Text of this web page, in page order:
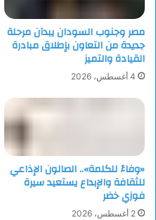
مساسا بسيادتها، كما رفضت دول
وإريتريا تلك الخطوة.
وعقدت مصر والصومال وإريتريا
البحر الأحمر على الدول المطلة
مصر وجنوب السودان يبدآن مرحلة
جديدة من التعاون بإطلاق مبادرة
القيادة والتميز
4 أغسطس، 2026
«وفاءً للكلمة».. الصالون الإذاعي
للثقافة والإبداع يستعيد سيرة
فوزي خضر
2 أغسطس، 2026